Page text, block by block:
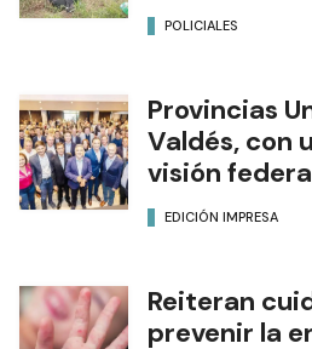
POLICIALES
Provincias
Valdés, con
visión
EDICIÓN IMPRESA
Reiteran
prevenir la